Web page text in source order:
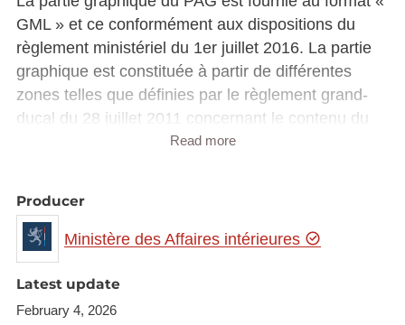
GML » et ce conformément aux dispositions du
règlement ministériel du 1er juillet 2016. La partie
graphique est constituée à partir de différentes
zones telles que définies par le règlement grand-
ducal du 28 juillet 2011 concernant le contenu du
plan d’aménagement général d’une commune.
format « DOCX ».
Les schémas directeurs couvrant l’ensemble des
zones soumises à l’élaboration d’un plan
d’aménagement particulier „nouveau quartier“ sont
également mis à disposition tout comme les plans
Read more
Producer
Ministère des Affaires intérieures
Latest update
February 4, 2026